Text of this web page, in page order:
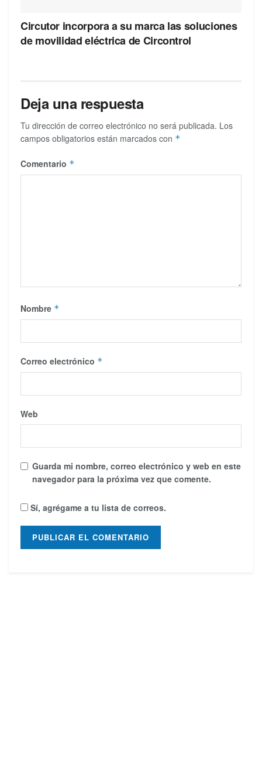
Circutor incorpora a su marca las soluciones
de movilidad eléctrica de Circontrol
Deja una respuesta
Tu dirección de correo electrónico no será publicada. Los
campos obligatorios están marcados con *
Comentario *
Nombre *
Correo electrónico *
Web
Guarda mi nombre, correo electrónico y web en este
navegador para la próxima vez que comente.
Sí, agrégame a tu lista de correos.